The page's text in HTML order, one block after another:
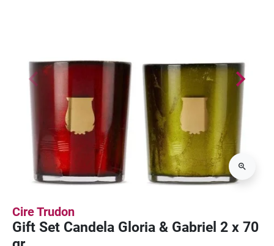
Cire Trudon
Gift Set Candela Gloria & Gabriel 2 x 70